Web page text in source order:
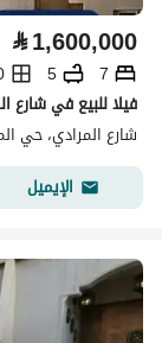
⃁1,600,000
7
5
فيلا للبيع في شارع
شارع المرادي، حي
الإيميل